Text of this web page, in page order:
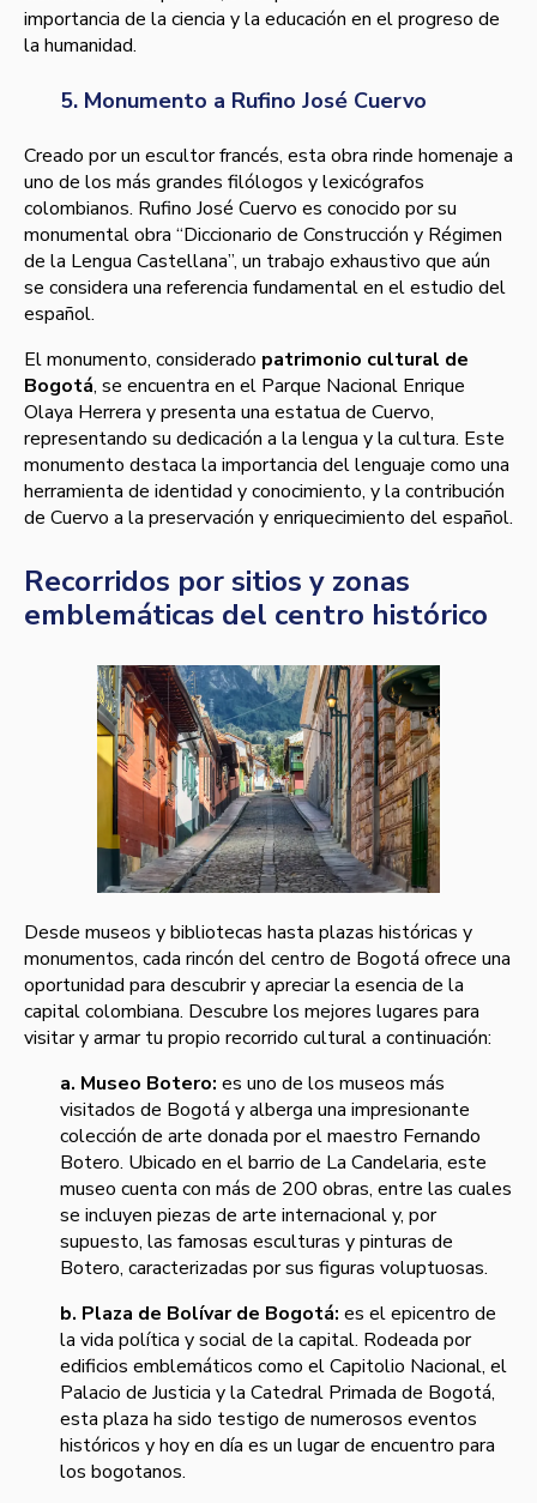
importancia de la ciencia y la educación en el progreso de
la humanidad.
5. Monumento a Rufino José Cuervo
Creado por un escultor francés, esta obra rinde homenaje a
uno de los más grandes filólogos y lexicógrafos
colombianos. Rufino José Cuervo es conocido por su
monumental obra “Diccionario de Construcción y Régimen
de la Lengua Castellana”, un trabajo exhaustivo que aún
se considera una referencia fundamental en el estudio del
español.
El monumento, considerado patrimonio cultural de
Bogotá, se encuentra en el Parque Nacional Enrique
Olaya Herrera y presenta una estatua de Cuervo,
representando su dedicación a la lengua y la cultura. Este
monumento destaca la importancia del lenguaje como una
herramienta de identidad y conocimiento, y la contribución
de Cuervo a la preservación y enriquecimiento del español.
Recorridos por sitios y zonas
emblemáticas del centro histórico
Desde museos y bibliotecas hasta plazas históricas y
monumentos, cada rincón del centro de Bogotá ofrece una
oportunidad para descubrir y apreciar la esencia de la
capital colombiana. Descubre los mejores lugares para
visitar y armar tu propio recorrido cultural a continuación:
a. Museo Botero: es uno de los museos más
visitados de Bogotá y alberga una impresionante
colección de arte donada por el maestro Fernando
Botero. Ubicado en el barrio de La Candelaria, este
museo cuenta con más de 200 obras, entre las cuales
se incluyen piezas de arte internacional y, por
supuesto, las famosas esculturas y pinturas de
Botero, caracterizadas por sus figuras voluptuosas.
b. Plaza de Bolívar de Bogotá: es el epicentro de
la vida política y social de la capital. Rodeada por
edificios emblemáticos como el Capitolio Nacional, el
Palacio de Justicia y la Catedral Primada de Bogotá,
esta plaza ha sido testigo de numerosos eventos
históricos y hoy en día es un lugar de encuentro para
los bogotanos.